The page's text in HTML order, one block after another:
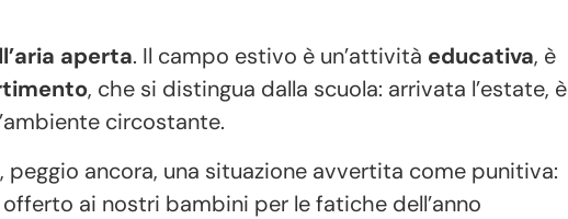
aperta. Il campo estivo è un’attività educativa, è
, che si distingua dalla scuola: arrivata l’estate, è
circostante.
peggio ancora, una situazione avvertita come punitiva:
offerto ai nostri bambini per le fatiche dell’anno